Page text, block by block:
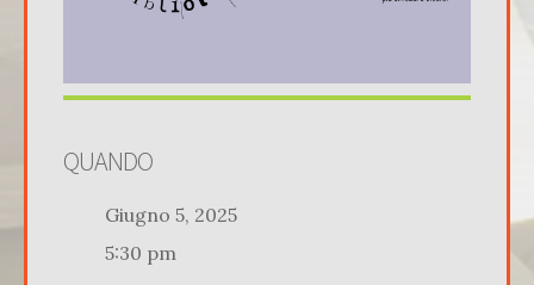
QUANDO
Giugno 5, 2025
5:30 pm